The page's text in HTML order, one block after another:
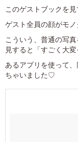
このゲストブックを
ゲスト全員の顔がモ
こういう、普通の写
見すると「すごく大
あるアプリを使って
ちゃいました♡